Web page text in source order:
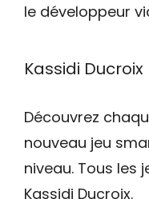
le développeur
Kassidi Ducroix
Découvrez
nouveau jeu
niveau. Tous les
Kassidi Ducroix.